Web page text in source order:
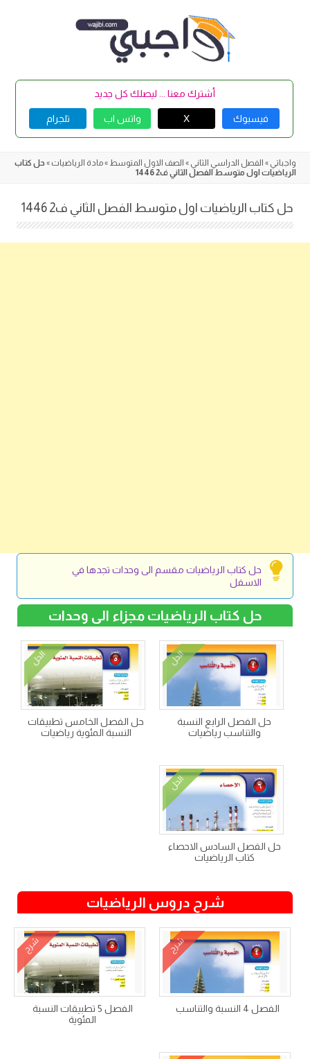
أشترك معنا ... ليصلك كل جديد
فيسبوك X واتس اب تلجرام
واجباتي » الفصل الدراسي الثاني » الصف الاول المتوسط »مادة الرياضيات » حل كتاب
الرياضيات اول متوسط الفصل الثاني ف2 1446
حل كتاب الرياضيات اول متوسط الفصل الثاني ف2 1446
حل كتاب الرياضيات مقسم الى وحدات تجدها في
الاسفل
حل كتاب الرياضيات مجزاء الى وحدات
الحل
حل الفصل الرابع النسبة
والتناسب رياضيات
الحل
حل الفصل الخامس تطبيقات
النسبة المئوية رياضيات
الحل
حل الفصل السادس الاحصاء
كتاب الرياضيات
شرح دروس الرياضيات
شرح
الفصل 4 النسبة والتناسب
شرح
الفصل 5 تطبيقات النسبة
المئوية